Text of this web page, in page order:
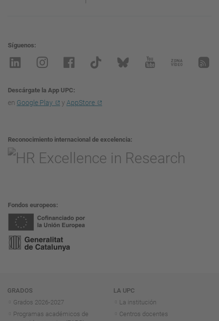
Síguenos
Descárgate la App UPC
en Google Play y AppStore
Reconocimiento internacional de excelencia
Fondos europeos
Navegación
GRADOS
Grados 2026-2027
Programas académicos de
LA UPC
La institución
Centros docentes